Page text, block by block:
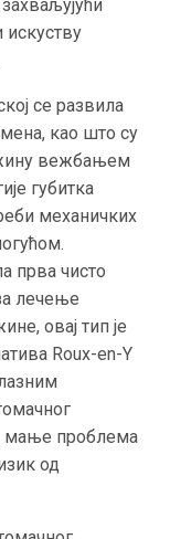
искуству
се развила
као што су
вежбањем
губитка
механичких
прва чисто
лечење
овај тип је
Roux-en-Y
мање проблема
од